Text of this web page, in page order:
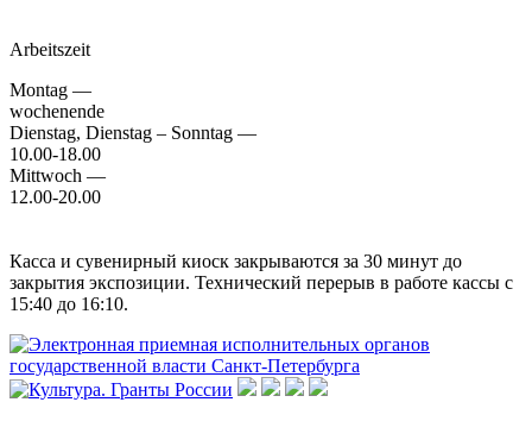
Arbeitszeit
Montag —
wochenende
Dienstag, Dienstag – Sonntag —
10.00-18.00
Mittwoch —
12.00-20.00
Касса и сувенирный киоск закрываются за 30 минут до
закрытия экспозиции. Технический перерыв в работе кассы с
15:40 до 16:10.